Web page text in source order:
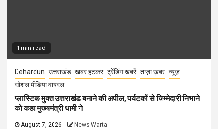
1 min read
Dehardun उत्तराखंड खबर हटकर ट्रेंडिंग खबरें ताज़ा ख़बर न्यूज़
सोशल मीडिया वायरल
प्लास्टिक मुक्त उत्तराखंड बनाने की अपील, पर्यटकों से जिम्मेदारी निभाने
को कहा मुख्यमंत्री धामी ने
August 7, 2026 News Warta